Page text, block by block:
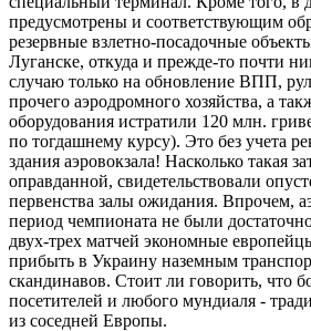
предусмотрены и соответствующим
резервные взлетно-посадочные
Луганске, откуда и прежде-то почти
случаю только на обновление ВПП,
прочего аэродромного хозяйства, а
оборудования истратили 120 млн.
по тогдашнему курсу). Это без учета
здания аэровокзала! Насколько такая
оправданной, свидетельствовали
первенства залы ожидания. Впрочем,
период чемпионата не были
двух-трех матчей экономные
прибыть в Украину наземным
скандинавов. Стоит ли говорить, что
посетителей и любого мундиаля -
из соседней Европы.